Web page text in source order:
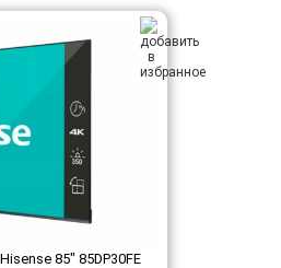
85" 85DP30FE